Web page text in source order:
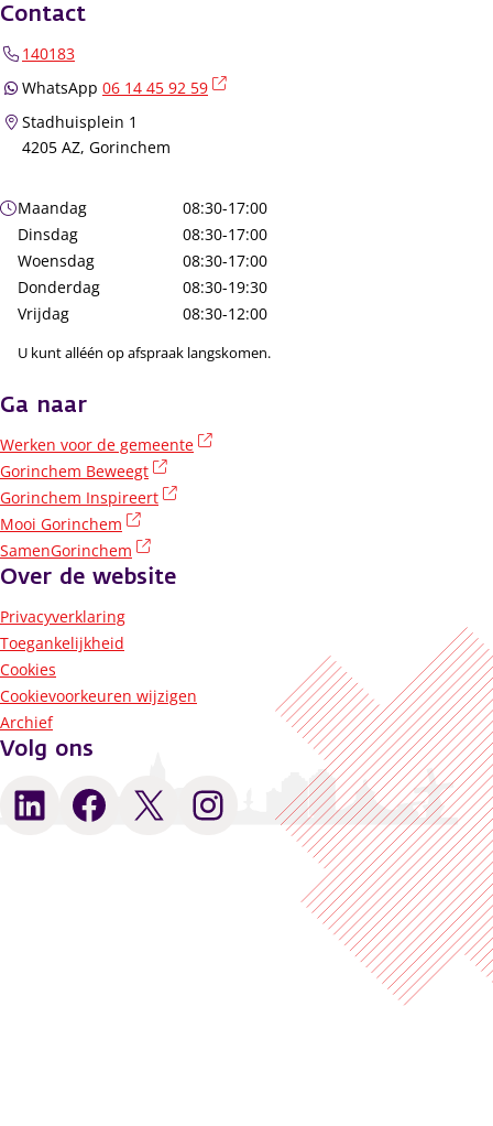
Contact
140183
WhatsApp 06 14 45 92 59
Stadhuisplein 1
4205 AZ, Gorinchem
Openingstijden
Maandag
08:30-17:00
Dinsdag
08:30-17:00
Woensdag
08:30-17:00
Donderdag
08:30-19:30
Vrijdag
08:30-12:00
U kunt alléén op afspraak langskomen.
Ga naar
Werken voor de gemeente
Gorinchem Beweegt
Gorinchem Inspireert
Mooi Gorinchem
SamenGorinchem
Over de website
Privacyverklaring
Toegankelijkheid
Cookies
Cookievoorkeuren wijzigen
Archief
Volg ons
LinkedIn Facebook X Instagram